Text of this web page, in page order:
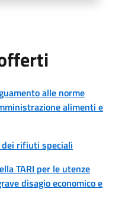
alle norme
alimenti e
dei rifiuti speciali
TARI per le utenze
disagio economico e